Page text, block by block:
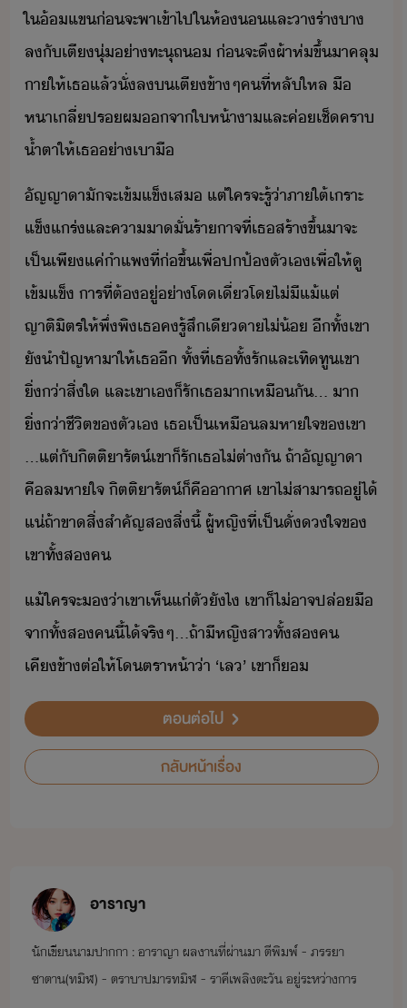
ใ​้แข​่​จะ​พา​เข้าไป​ใ​ห้​และ​า​ร่า​า​
ล​ั​เตี​ุ่​่าทะุถ​ ​่​จะ​ึ​ผ้าห่​ขึ้​าค​ลุ​
า​ให้​เธ​แล้​ั่ล​​เตี​ข้าๆ​คที​่​หลัใหล​ ​ื​
หา​เลี่​ปร​ผ​จา​ให้า​า​และ​ค่​เช็​ครา​
้ำตา​ให้​เธ​่าเาื
ัญญา​าั​จะเข้​แข็​เส​ ​แต่​ใคร​จะ​รู้​่า​ภาใต้​เราะ​
แข็แร่​และ​คา​าั่​ร้าาจ​ที่​เธ​สร้า​ขึ้​า​จะ​
เป็​เพีแค่​ำแพ​ที่​่​ขึ้​เพื่​ปป้​ตัเ​เพื่ให้​ู​
เข้แข็​ ​าร​ที่​ต้​ู่​่า​โเี่​โ​ไ่ี​แ้แต่​
ญาติิตร​ให้​พึ่พิ​เธ​ค​รู้สึ​เีา​ไ่้​ ​ีทั้​เขา​
ั​ำ​ปัญหา​า​ให้​เธ​ี​ ​ทั้ที่​เธ​ทั้​รั​และ​เทิทู​เขา​
ิ่่า​สิ่ใ​ ​และ​เขา​เ​็​รั​เธ​า​เหืั​...​ ​า​
ิ่่า​ชีิต​ข​ตัเ​ ​เธ​เป็​เหื​ลหาใจ​ข​เขา​
...​แต่​ั​ิตติา​รัต์​เขา​็​รั​เธ​ไ่​ต่าั​ ​ถ้า​ัญญา​า​
คื​ลหาใจ​ ​ิตติา​รัต์​็​คื​าาศ​ ​เขา​ไ่​สาารถ​ู่​ไ้​
แ่​ถ้า​ขา​สิ่​สำคัญ​ส​สิ่​ี้​ ​ผู้หญิ​ที่​เป็​ั่​ใจ​ข​
เขา​ทั้ส​ค
แ้​ใคร​จะ​่า​เขา​เห็แ่ตั​ัไ​ ​เขา​็​ไ่​าจ​ปล่ื​
จา​ทั้ส​ค​ี้​ไ้​จริๆ​...​ถ้า​ี​หญิสา​ทั้ส​ค​
เคีข้า​ต่ให้​โ​ตราห้า​่า​ ​‘​เล​’​ ​เขา​็​
ตอนต่อไป
กลับหน้าเรื่อง
อาราญา
นักเขียนนามปากกา : อาราญา ผลงานที่ผ่านมา ตีพิมพ์ - ภรรยา
ซาตาน(ทมิฬ) - ตราบาปมารทมิฬ - ราคีเพลิงตะวัน อยู่ระหว่างการ